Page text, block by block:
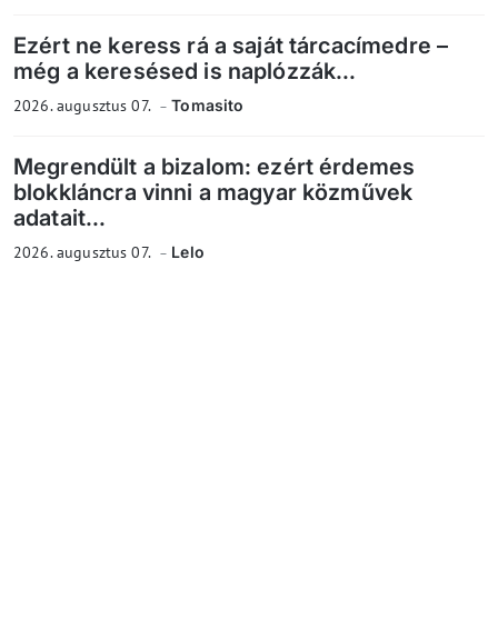
Ezért ne keress rá a saját tárcacímedre –
még a keresésed is naplózzák...
2026. augusztus 07. Tomasito
Megrendült a bizalom: ezért érdemes
blokkláncra vinni a magyar közművek
adatait...
2026. augusztus 07. Lelo